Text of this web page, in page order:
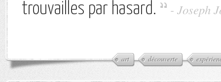
trouvailles par hasard.
- Joseph
art découverte